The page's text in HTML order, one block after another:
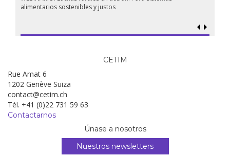
alimentarios sostenibles y justos
CETIM
Rue Amat 6
1202 Genève Suiza
contact@cetim.ch
Tél. +41 (0)22 731 59 63
Contactarnos
Únase a nosotros
Nuestros newsletters